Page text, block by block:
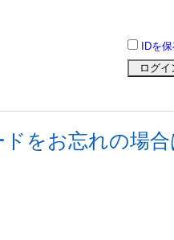
IDを
をお忘れの場合